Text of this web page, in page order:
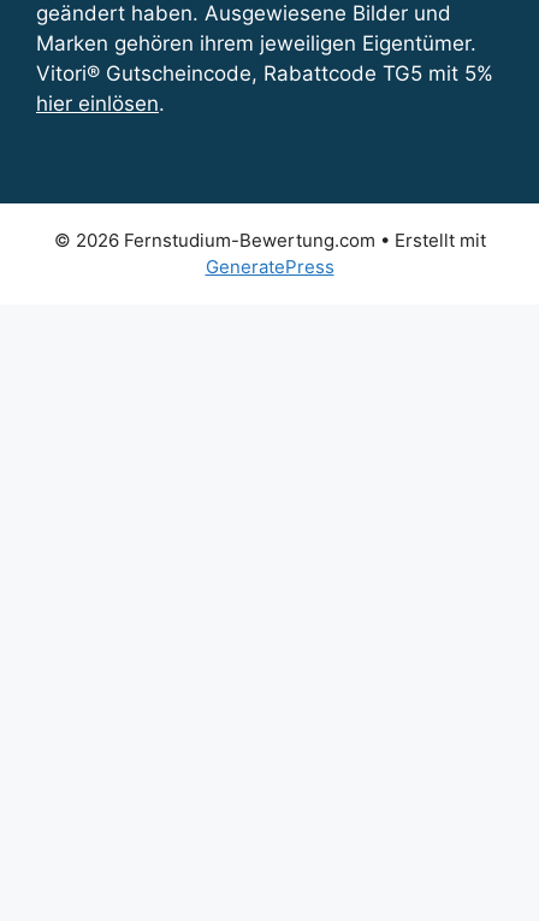
geändert haben. Ausgewiesene Bilder und
Marken gehören ihrem jeweiligen Eigentümer.
Vitori® Gutscheincode, Rabattcode TG5 mit 5%
hier einlösen.
© 2026 Fernstudium-Bewertung.com • Erstellt mit
GeneratePress